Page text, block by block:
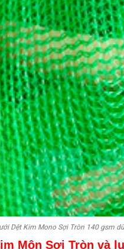
Dệt Kim Mono Sợi Tròn 140 gsm
Môn Sợi Tròn và